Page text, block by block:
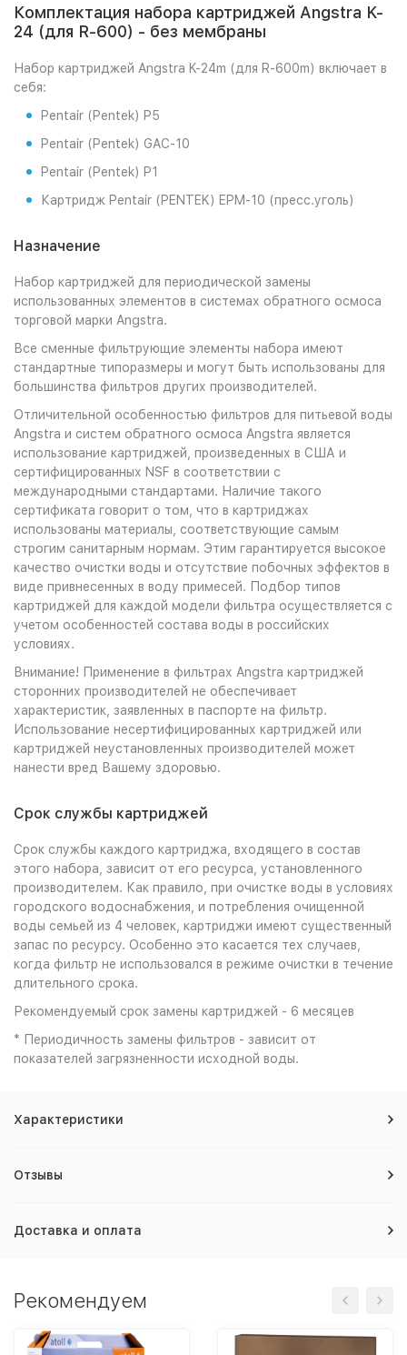
Комплектация набора картриджей Angstra K-
24 (для R-600) - без мембраны
Набор картриджей Angstra K-24m (для R-600m) включает в
себя:
Pentair (Pentek) P5
Pentair (Pentek) GAC-10
Pentair (Pentek) P1
Картридж Pentair (PENTEK) EPM-10 (пресс.уголь)
Назначение
Набор картриджей для периодической замены
использованных элементов в системах обратного осмоса
торговой марки Angstra.
Все сменные фильтрующие элементы набора имеют
стандартные типоразмеры и могут быть использованы для
большинства фильтров других производителей.
Отличительной особенностью фильтров для питьевой воды
Angstra и систем обратного осмоса Angstra является
использование картриджей, произведенных в США и
сертифицированных NSF в соответствии с
международными стандартами. Наличие такого
сертификата говорит о том, что в картриджах
использованы материалы, соответствующие самым
строгим санитарным нормам. Этим гарантируется высокое
качество очистки воды и отсутствие побочных эффектов в
виде привнесенных в воду примесей. Подбор типов
картриджей для каждой модели фильтра осуществляется с
учетом особенностей состава воды в российских
условиях.
Внимание! Применение в фильтрах Angstra картриджей
сторонних производителей не обеспечивает
характеристик, заявленных в паспорте на фильтр.
Использование несертифицированных картриджей или
картриджей неустановленных производителей может
нанести вред Вашему здоровью.
Срок службы картриджей
Срок службы каждого картриджа, входящего в состав
этого набора, зависит от его ресурса, установленного
производителем. Как правило, при очистке воды в условиях
городского водоснабжения, и потребления очищенной
воды семьей из 4 человек, картриджи имеют существенный
запас по ресурсу. Особенно это касается тех случаев,
когда фильтр не использовался в режиме очистки в течение
длительного срока.
Рекомендуемый срок замены картриджей - 6 месяцев
* Периодичность замены фильтров - зависит от
показателей загрязненности исходной воды.
Характеристики
Отзывы
Доставка и оплата
Рекомендуем